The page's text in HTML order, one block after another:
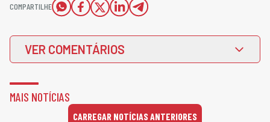
COMPARTILHE
VER COMENTÁRIOS
MAIS NOTÍCIAS
CARREGAR NOTÍCIAS ANTERIORES